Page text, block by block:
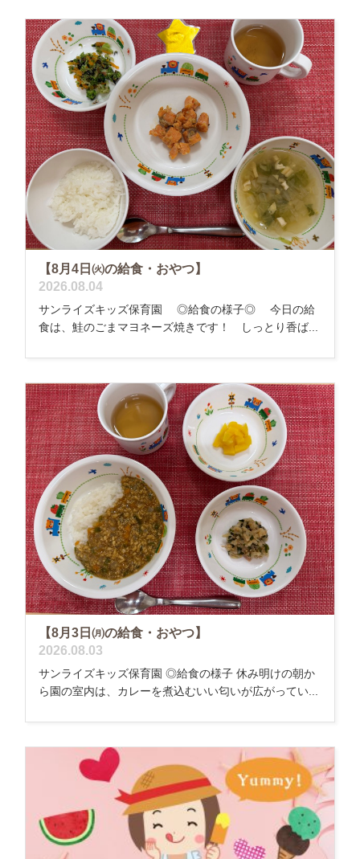
【8月4日㈫の給食・おやつ】
2026.08.04
サンライズキッズ保育園 ◎給食の様子◎ 今日の給
食は、鮭のごまマヨネーズ焼きです！ しっとり香ば...
【8月3日㈪の給食・おやつ】
2026.08.03
サンライズキッズ保育園 ◎給食の様子 休み明けの朝か
ら園の室内は、カレーを煮込むいい匂いが広がってい...